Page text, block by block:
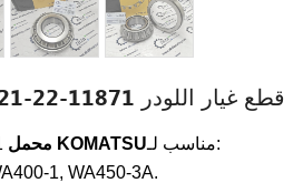
محمل Komatsu 421-22-11871 قطع غيار اللودر
محمل قطع غيار KOMATSUمناسب لـ:
1, WA450-3A.